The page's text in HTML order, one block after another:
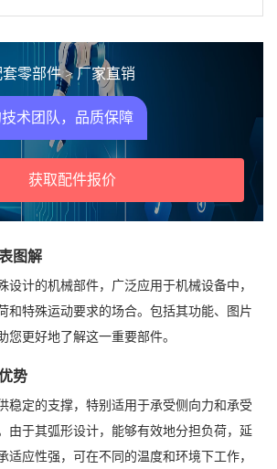
零部件 > 厂家直销
术团队，品质保障
获取配件报价
图解
设计的机械部件，广泛应用于机械设备中，
和特殊运动要求的场合。包括其功能、图片
您更好地了解这一重要部件。
势
稳定的支撑，特别适用于承受侧向力和承受
由于其弧形设计，能够有效地分担负荷，延
适应性强，可在不同的温度和环境下工作，